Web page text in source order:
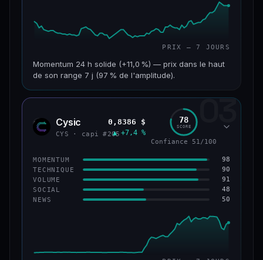
PRIX — 7 JOURS
Momentum 24 h solide (+11,0 %) — prix dans le haut
de son range 7 j (97 % de l'amplitude).
CAP. MARCHÉ VOLUME 24 H
VAR. 7 J VAR. 30 J
+2,1 %
VS ATH
−69,5 % #90
CONFIANCE 61/100
03
CYS Cysic
CYS · capi #205
0,8386 $
▲ +7,4 %
78
SCORE
Confiance 51/100
MOMENTUM 98
TECHNIQUE 90
VOLUME 91
SOCIAL 48
NEWS 50